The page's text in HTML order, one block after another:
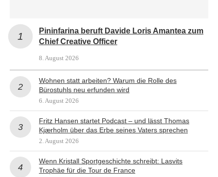
Pininfarina beruft Davide Loris Amantea zum
Chief Creative Officer
8. August 2026
Wohnen statt arbeiten? Warum die Rolle des
Bürostuhls neu erfunden wird
6. August 2026
Fritz Hansen startet Podcast – und lässt Thomas
Kjærholm über das Erbe seines Vaters sprechen
2. August 2026
Wenn Kristall Sportgeschichte schreibt: Lasvits
Trophäe für die Tour de France